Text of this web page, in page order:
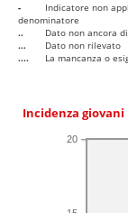
-
Indicatore non
denominatore
..
Dato non ancora
...
Dato non rilevato
....
La mancanza o
Incidenza
20